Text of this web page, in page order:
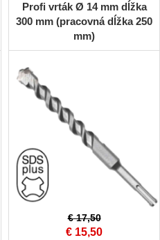
Profi vrták Ø 14 mm dĺžka
300 mm (pracovná dĺžka 250
mm)
€17,50
Original
€ 15,50Current